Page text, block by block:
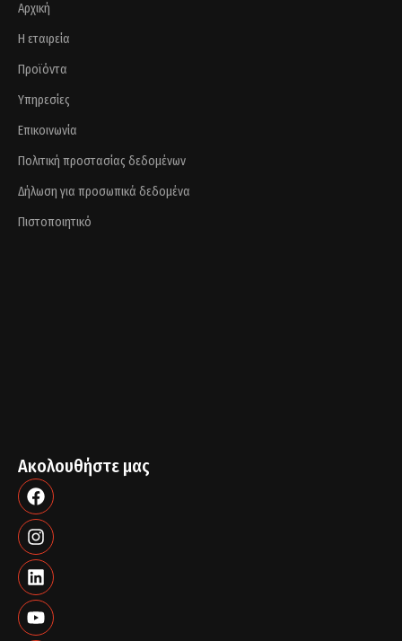
Αρχική
Η εταιρεία
Προϊόντα
Υπηρεσίες
Επικοινωνία
Πολιτική προστασίας δεδομένων
Δήλωση για προσωπικά δεδομένα
Πιστοποιητικό
Ακολουθήστε μας